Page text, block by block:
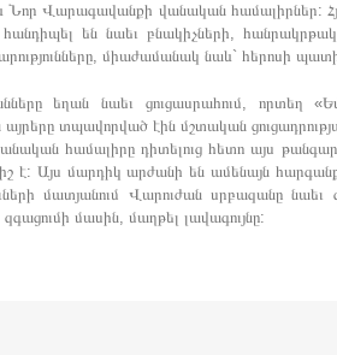
Վարագավանքի վանական համալիրներ:
հանդիպել են նաեւ բնակիչների,
միաժամանակ նաև` հերոսի
եղան նաեւ ցուցասրահում, որտեղ
այրերը տպավորված էին մշտական
համալիրը դիտելուց հետո այս
է: Այս մարդիկ արժանի են ամենայն
մատյանում Վարուժան սրբազանը
մասին, մաղթել լավագույնը: